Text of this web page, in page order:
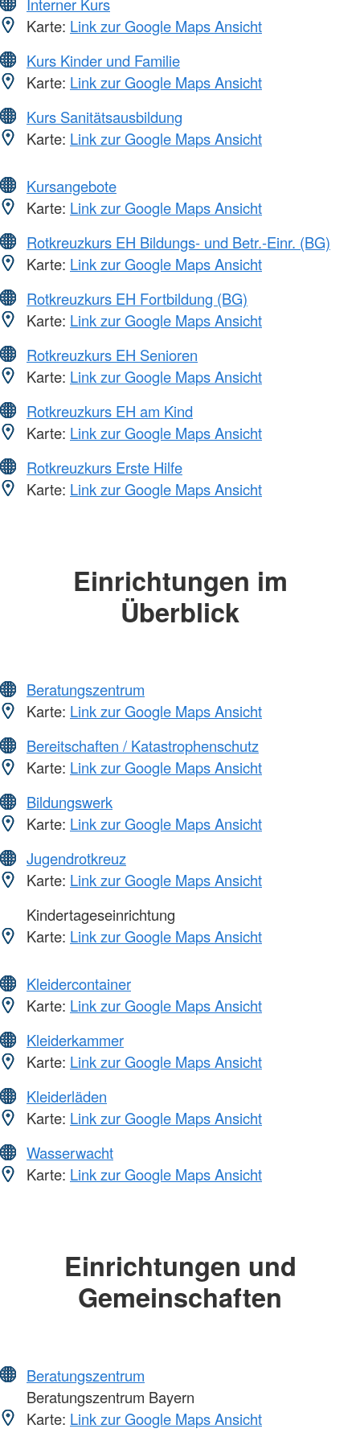
Karte: Link zur Google Maps Ansicht
Kurs Kinder und Familie
Karte: Link zur Google Maps Ansicht
Kurs Sanitätsausbildung
Karte: Link zur Google Maps Ansicht
Kursangebote
Karte: Link zur Google Maps Ansicht
Rotkreuzkurs EH Bildungs- und Betr.-Einr. (BG)
Karte: Link zur Google Maps Ansicht
Rotkreuzkurs EH Fortbildung (BG)
Karte: Link zur Google Maps Ansicht
Rotkreuzkurs EH Senioren
Karte: Link zur Google Maps Ansicht
Rotkreuzkurs EH am Kind
Karte: Link zur Google Maps Ansicht
Rotkreuzkurs Erste Hilfe
Karte: Link zur Google Maps Ansicht
Einrichtungen im
Überblick
Beratungszentrum
Karte: Link zur Google Maps Ansicht
Bereitschaften / Katastrophenschutz
Karte: Link zur Google Maps Ansicht
Bildungswerk
Karte: Link zur Google Maps Ansicht
Jugendrotkreuz
Karte: Link zur Google Maps Ansicht
Kindertageseinrichtung
Karte: Link zur Google Maps Ansicht
Kleidercontainer
Karte: Link zur Google Maps Ansicht
Kleiderkammer
Karte: Link zur Google Maps Ansicht
Kleiderläden
Karte: Link zur Google Maps Ansicht
Wasserwacht
Karte: Link zur Google Maps Ansicht
Einrichtungen und
Gemeinschaften
Beratungszentrum
Beratungszentrum Bayern
Karte: Link zur Google Maps Ansicht